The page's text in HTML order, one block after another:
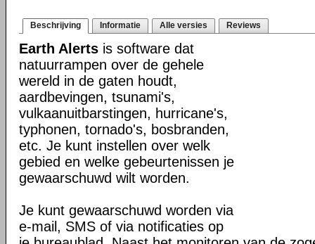
Beschrijving Informatie Alle versies Reviews
Earth Alerts is software dat
natuurrampen over de gehele
wereld in de gaten houdt,
aardbevingen, tsunami's,
vulkaanuitbarstingen, hurricane's,
typhonen, tornado's, bosbranden,
etc. Je kunt instellen over welk
gebied en welke gebeurtenissen je
gewaarschuwd wilt worden.
Je kunt gewaarschuwd worden via
e-mail, SMS of via notificaties op